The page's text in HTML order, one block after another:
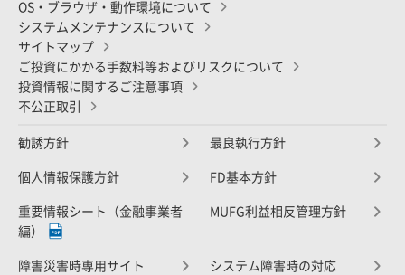
OS・ブラウザ・動作環境について
システムメンテナンスについて
サイトマップ
ご投資にかかる手数料等およびリスクについて
投資情報に関するご注意事項
不公正取引
勧誘方針 最良執行方針
個人情報保護方針 FD基本方針
重要情報シート（金融事業者
編）
MUFG利益相反管理方針
障害災害時専用サイト システム障害時の対応